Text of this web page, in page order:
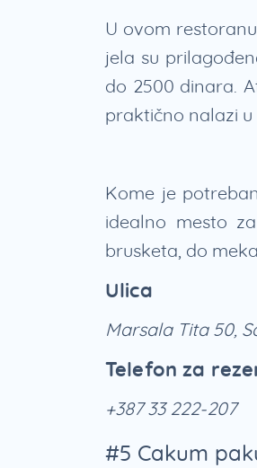
U ovom
jela su
do 2500 dinara.
praktično nalazi
Kome je
idealno mesto
brusketa, do
Ulica
Marsala Tita 50,
Telefon za
+387 33 222-207
#5 Cakum